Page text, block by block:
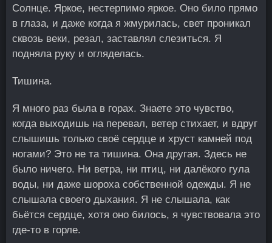
Солнце. Яркое, нестерпимо яркое. Оно било прямо
в глаза, и даже когда я жмурилась, свет проникал
сквозь веки, резал, заставлял слезиться. Я
подняла руку и огляделась.
Тишина.
Я много раз была в горах. Знаете это чувство,
когда выходишь на перевал, ветер стихает, и вдруг
слышишь только своё сердце и хруст камней под
ногами? Это не та тишина. Она другая. Здесь не
было ничего. Ни ветра, ни птиц, ни далёкого гула
воды, ни даже шороха собственной одежды. Я не
слышала своего дыхания. Я не слышала, как
бьётся сердце, хотя оно билось, я чувствовала это
где-то в горле.